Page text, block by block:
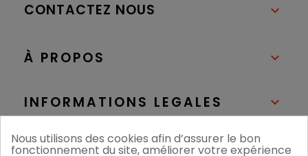
CONTACTEZ NOUS 
À PROPOS 
INFORMATIONS LEGALES 
NOS BOUTIQUES 
Nous utilisons des cookies afin d’assurer le bon
fonctionnement du site, améliorer votre expérience